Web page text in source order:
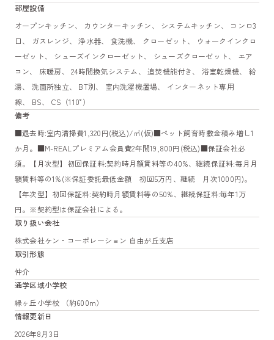
部屋設備
オープンキッチン、 カウンターキッチン、 システムキッチン、 コンロ3
口、 ガスレンジ、 浄水器、 食洗機、 クローゼット、 ウォークインクロ
ーゼット、 シューズインクローゼット、 シューズクローゼット、 エア
コン、 床暖房、 24時間換気システム、 追焚機能付き、 浴室乾燥機、 給
湯、 洗面所独立、 BT別、 室内洗濯機置場、 インターネット専用
線、 BS、 CS（110°）
備考
■退去時:室内清掃費1,320円(税込)/㎡(仮)■ペット飼育時敷金積み増し1
か月。■M-REALプレミアム会員費2年間19,800円(税込)■保証会社必
須。【月次型】初回保証料:契約時月額賃料等の40%、継続保証料:毎月月
額賃料等の1%(※保証委託最低金額 初回5万円、継続 月次1000円)。
【年次型】初回保証料:契約時月額賃料等の50%、継続保証料:毎年1万
円。※契約型は保証会社による。
取り扱い会社
株式会社ケン・コーポレーション 自由が丘支店
取引形態
仲介
通学区域小学校
緑ヶ丘小学校 （約600m）
情報更新日
2026年8月3日